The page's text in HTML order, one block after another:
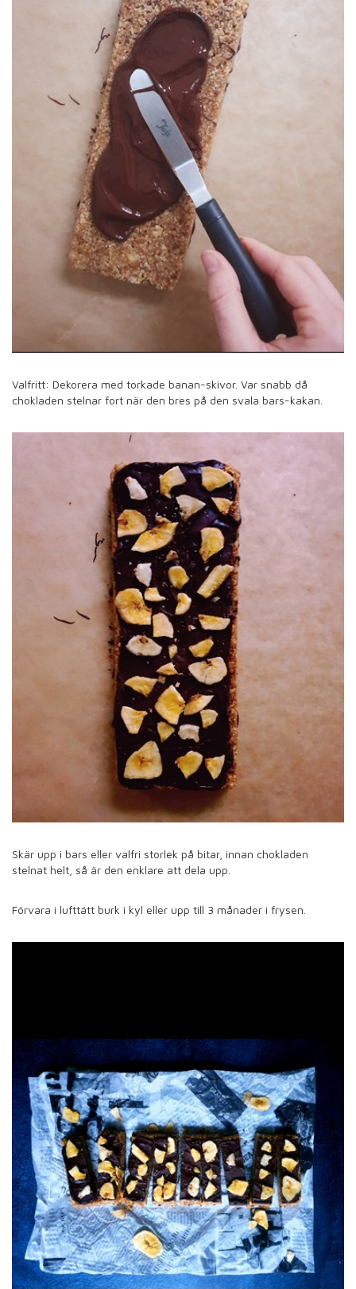
Valfritt: Dekorera med torkade banan-skivor. Var snabb då
chokladen stelnar fort när den bres på den svala bars-kakan.
Skär upp i bars eller valfri storlek på bitar, innan chokladen
stelnat helt, så är den enklare att dela upp.
Förvara i lufttätt burk i kyl eller upp till 3 månader i frysen.